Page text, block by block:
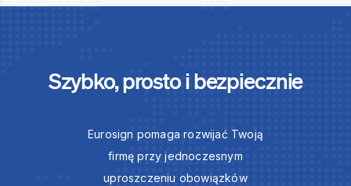
Szybko, prosto i bezpiecznie
Eurosign pomaga rozwijać Twoją
firmę przy jednoczesnym
uproszczeniu obowiązków